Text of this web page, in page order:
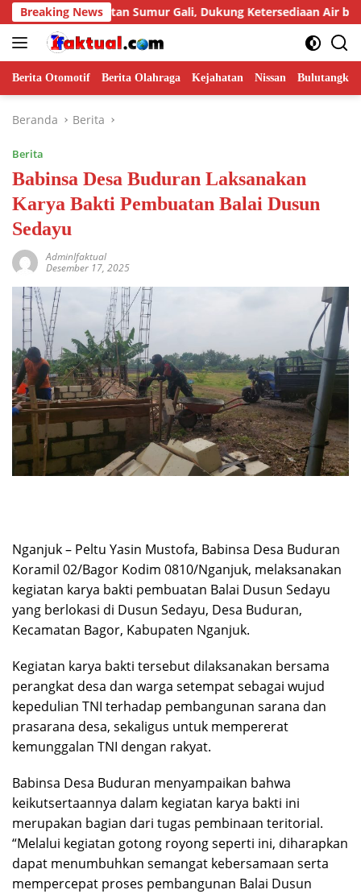
Langsung
ke
konten
Breaking News
Sumur Gali, Dukung Ketersediaan Air bagi Warga
Berita Otomotif Berita Olahraga Kejahatan Nissan Bulutangkis
Beranda Berita
Berita
Babinsa Desa Buduran Laksanakan
Karya Bakti Pembuatan Balai Dusun
Sedayu
AdminIfaktual
Desember 17, 2025
Nganjuk – Peltu Yasin Mustofa, Babinsa Desa Buduran
Koramil 02/Bagor Kodim 0810/Nganjuk, melaksanakan
kegiatan karya bakti pembuatan Balai Dusun Sedayu
yang berlokasi di Dusun Sedayu, Desa Buduran,
Kecamatan Bagor, Kabupaten Nganjuk.
Kegiatan karya bakti tersebut dilaksanakan bersama
perangkat desa dan warga setempat sebagai wujud
kepedulian TNI terhadap pembangunan sarana dan
prasarana desa, sekaligus untuk mempererat
kemunggalan TNI dengan rakyat.
Babinsa Desa Buduran menyampaikan bahwa
keikutsertaannya dalam kegiatan karya bakti ini
merupakan bagian dari tugas pembinaan teritorial.
“Melalui kegiatan gotong royong seperti ini, diharapkan
dapat menumbuhkan semangat kebersamaan serta
mempercepat proses pembangunan Balai Dusun